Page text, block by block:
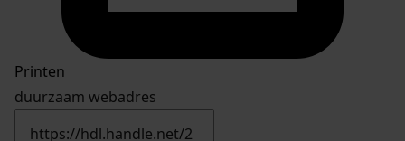
Printen
duurzaam webadres